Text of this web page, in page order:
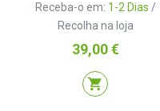
Receba-o em: 1-2 Dias /
Recolha na loja
Preço
39,00 €
shopping_cart